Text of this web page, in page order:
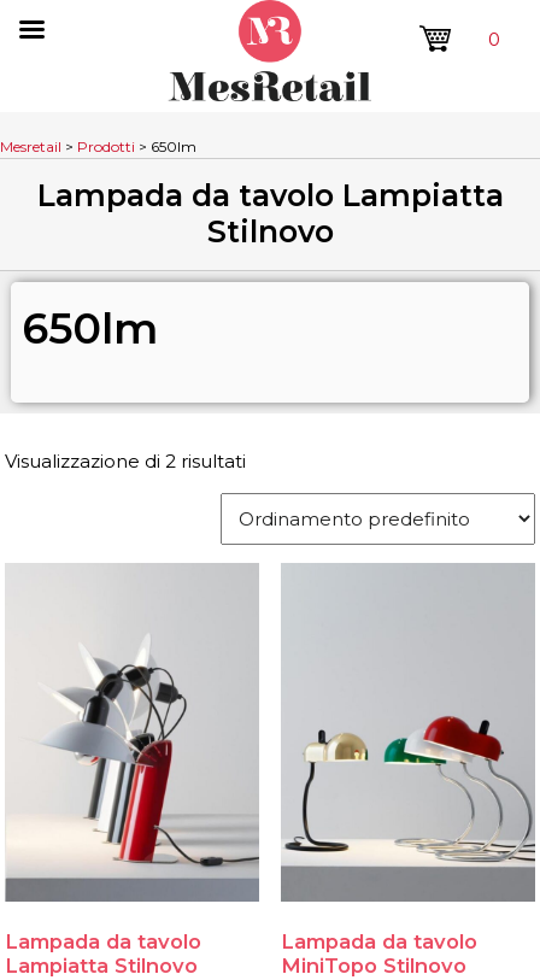
0
Mesretail > Prodotti > 650lm
Lampada da tavolo Lampiatta
Stilnovo
650lm
Visualizzazione di 2 risultati
Lampada da tavolo
Lampiatta Stilnovo
Lampada da tavolo
MiniTopo Stilnovo